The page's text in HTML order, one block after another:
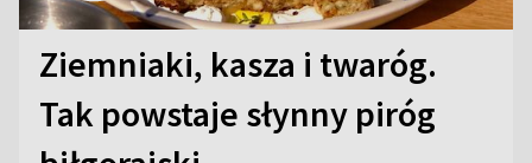
Ziemniaki, kasza i twaróg.
Tak powstaje słynny piróg